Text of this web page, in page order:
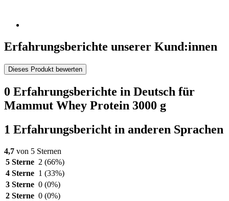
Erfahrungsberichte unserer Kund:innen
Dieses Produkt bewerten
0 Erfahrungsberichte in Deutsch für
Mammut Whey Protein 3000 g
1 Erfahrungsbericht in anderen Sprachen
4,7 von 5 Sternen
5 Sterne 2 (66%)
4 Sterne 1 (33%)
3 Sterne 0 (0%)
2 Sterne 0 (0%)